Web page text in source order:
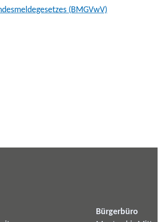
(BMGVwV)
Bürgerbüro